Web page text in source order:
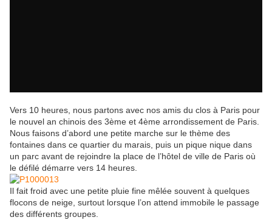
Vers 10 heures, nous partons avec nos amis du clos à Paris pour
le nouvel an chinois des 3ème et 4ème arrondissement de Paris.
Nous faisons d’abord une petite marche sur le thème des
fontaines dans ce quartier du marais, puis un pique nique dans
un parc avant de rejoindre la place de l’hôtel de ville de Paris où
le défilé démarre vers 14 heures.
Il fait froid avec une petite pluie fine mêlée souvent à quelques
flocons de neige, surtout lorsque l’on attend immobile le passage
des différents groupes.